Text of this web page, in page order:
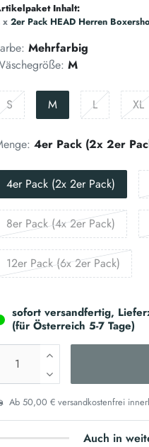
Inhalt:
x 2er Pack HEAD Herren
Mehrfarbig
M
S M L XL
4er Pack (2x 2er
4er Pack (2x 2er Pack)
8er Pack (4x 2er Pack)
12er Pack (6x 2er Pack)
sofort versandfertig,
(für Österreich 5-7 Tage)
Ab 50,00 € versandkostenfrei
Auch in